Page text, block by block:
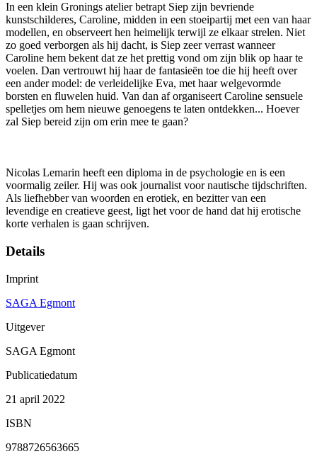
In een klein Gronings atelier betrapt Siep zijn bevriende
kunstschilderes, Caroline, midden in een stoeipartij met een van haar
modellen, en observeert hen heimelijk terwijl ze elkaar strelen. Niet
zo goed verborgen als hij dacht, is Siep zeer verrast wanneer
Caroline hem bekent dat ze het prettig vond om zijn blik op haar te
voelen. Dan vertrouwt hij haar de fantasieën toe die hij heeft over
een ander model: de verleidelijke Eva, met haar welgevormde
borsten en fluwelen huid. Van dan af organiseert Caroline sensuele
spelletjes om hem nieuwe genoegens te laten ontdekken... Hoever
zal Siep bereid zijn om erin mee te gaan?
Nicolas Lemarin heeft een diploma in de psychologie en is een
voormalig zeiler. Hij was ook journalist voor nautische tijdschriften.
Als liefhebber van woorden en erotiek, en bezitter van een
levendige en creatieve geest, ligt het voor de hand dat hij erotische
korte verhalen is gaan schrijven.
Details
Imprint
SAGA Egmont
Uitgever
SAGA Egmont
Publicatiedatum
21 april 2022
ISBN
9788726563665